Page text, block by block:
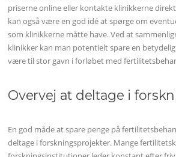
priserne online eller kontakte klinikkerne
kan også være en god idé at spørge om
som klinikkerne måtte have. Ved at
klinikker kan man potentielt spare en
være til stor gavn i forløbet med
Overvej at deltage i
En god måde at spare penge på
deltage i forskningsprojekter. Mange